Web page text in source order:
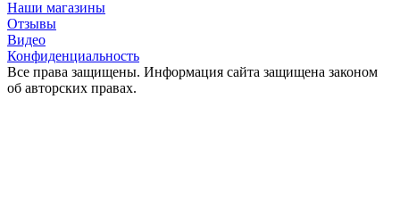
Наши магазины
Отзывы
Видео
Конфиденциальность
Все права защищены. Информация сайта защищена законом
об авторских правах.